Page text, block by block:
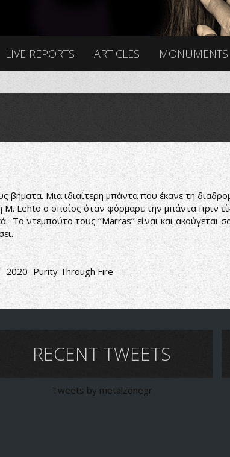
LIVE REPORTS ARTICLES MONUMENTS
Μια ιδιαίτερη μπάντα που έκανε τη
Lehto ο οποίος όταν φόρμαρε την μπάντα πριν
ντεμπούτο τους ‘’Marras’’ είναι και
2020 Purity Through Fire
RECENT TWEETS
Tweets by metalzonegr